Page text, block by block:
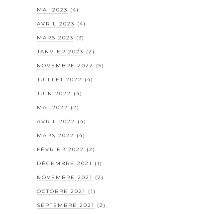
MAI 2023 (4)
AVRIL 2023 (4)
MARS 2023 (3)
JANVIER 2023 (2)
NOVEMBRE 2022 (5)
JUILLET 2022 (4)
JUIN 2022 (4)
MAI 2022 (2)
AVRIL 2022 (4)
MARS 2022 (4)
FÉVRIER 2022 (2)
DÉCEMBRE 2021 (1)
NOVEMBRE 2021 (2)
OCTOBRE 2021 (1)
SEPTEMBRE 2021 (2)